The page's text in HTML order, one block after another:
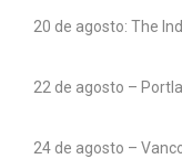
20 de agosto: The
22 de agosto –
24 de agosto –